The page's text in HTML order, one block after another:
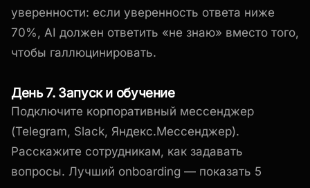
уверенности: если уверенность ответа ниже
70%, AI должен ответить «не знаю» вместо того,
чтобы галлюцинировать.
День 7. Запуск и обучение
Подключите корпоративный мессенджер
(Telegram, Slack, Яндекс.Мессенджер).
Расскажите сотрудникам, как задавать
вопросы. Лучший onboarding — показать 5